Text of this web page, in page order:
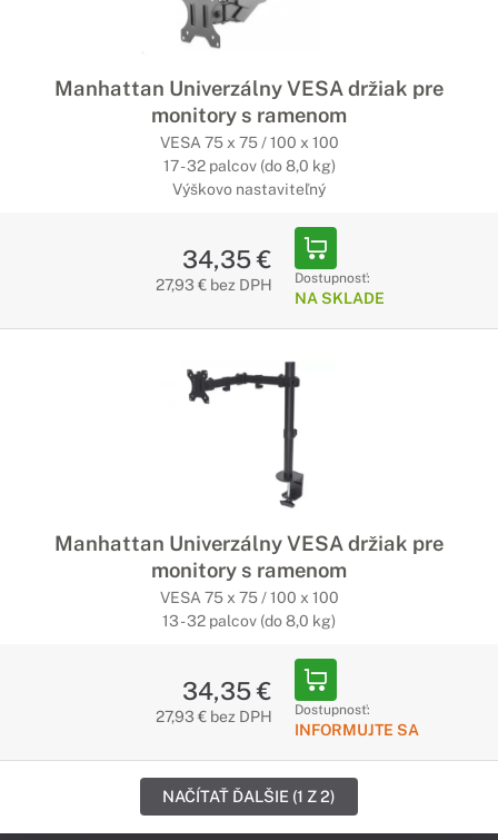
Manhattan Univerzálny VESA držiak pre
monitory s ramenom
VESA 75 x 75 / 100 x 100
17 - 32 palcov (do 8,0 kg)
Výškovo nastaviteľný
34,35 €
27,93 € bez DPH Dostupnosť:
NA SKLADE
Manhattan Univerzálny VESA držiak pre
monitory s ramenom
VESA 75 x 75 / 100 x 100
13 - 32 palcov (do 8,0 kg)
34,35 €
27,93 € bez DPH Dostupnosť:
INFORMUJTE SA
NAČÍTAŤ ĎALŠIE (1 Z 2)